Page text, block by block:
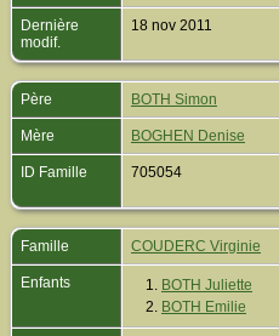
Dernière
modif.
18 nov 2011
Père BOTH Simon
Mère BOGHEN Denise
ID Famille 705054
Famille COUDERC Virginie
Enfants 1. BOTH Juliette
2. BOTH Emilie